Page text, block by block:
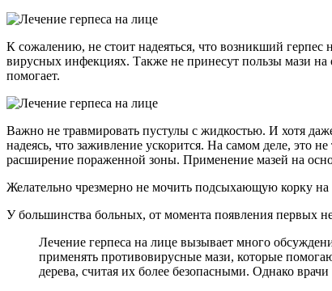
К сожалению, не стоит надеяться, что возникший
вирусных инфекциях. Также не принесут пользы мази на
помогает.
Важно не травмировать пустулы с жидкостью. И хотя
надеясь, что заживление ускорится. На самом деле, это
расширение пораженной зоны. Применение мазей на
Желательно чрезмерно не мочить подсыхающую корку на
У большинства больных, от момента появления первых
Лечение герпеса на лице вызывает много
применять противовирусные мази, которые
дерева, считая их более безопасными. Однако